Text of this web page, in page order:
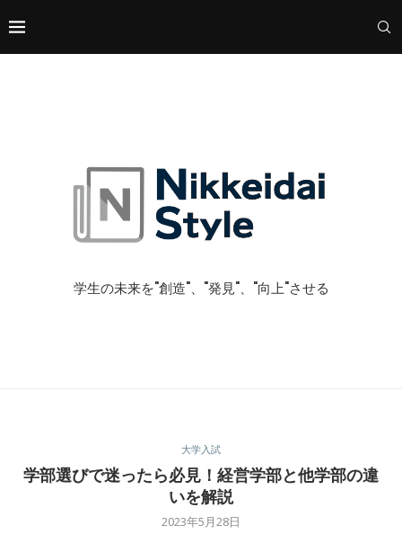
学生の未来を"創造"、"発見"、"向上"させる
大学入試
学部選びで迷ったら必見！経営学部と他学部の違
いを解説
2023年5月28日